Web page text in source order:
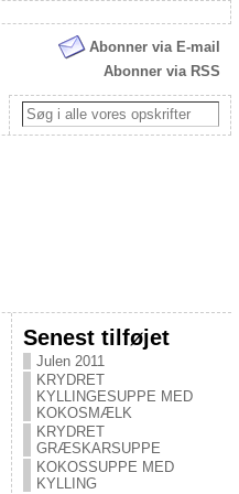
Abonner via E-mail
Abonner via RSS
Senest tilføjet
Julen 2011
KRYDRET
KYLLINGESUPPE MED
KOKOSMÆLK
KRYDRET
GRÆSKARSUPPE
KOKOSSUPPE MED
KYLLING